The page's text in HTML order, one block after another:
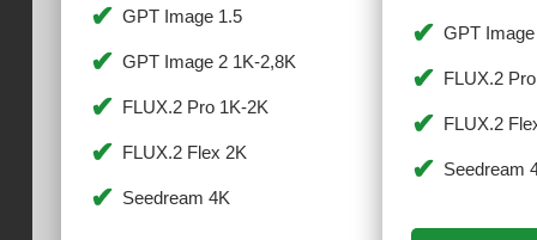
GPT Image 1.5
GPT Image 2 1K-2,8K
FLUX.2 Pro 1K-2K
FLUX.2 Flex 2K
Seedream 4K
GPT
FLUX.2
FLUX.2
Seedream